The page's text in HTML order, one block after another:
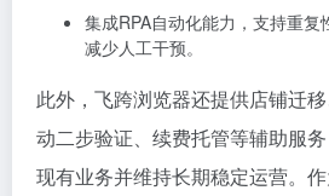
集成RPA自动化能力，支持重复
减少人工干预。
此外，飞跨浏览器还提供店铺迁
动二步验证、续费托管等辅助服
现有业务并维持长期稳定运营。